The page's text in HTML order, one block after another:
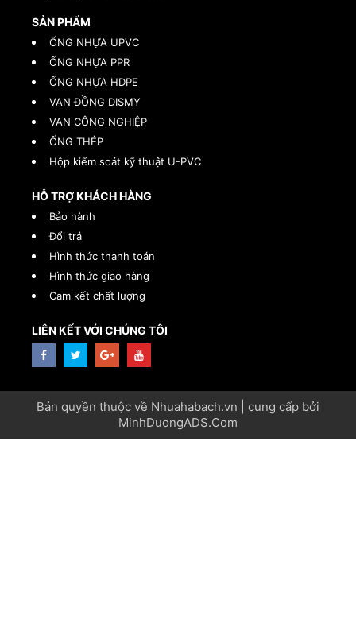
SẢN PHẨM
ỐNG NHỰA UPVC
ỐNG NHỰA PPR
ỐNG NHỰA HDPE
VAN ĐỒNG DISMY
VAN CÔNG NGHIỆP
ỐNG THÉP
Hộp kiểm soát kỹ thuật U-PVC
HỖ TRỢ KHÁCH HÀNG
Bảo hành
Đổi trả
Hình thức thanh toán
Hình thức giao hàng
Cam kết chất lượng
LIÊN KẾT VỚI CHÚNG TÔI
Bản quyền thuộc về Nhuahabach.vn | cung cấp bởi
MinhDuongADS.Com